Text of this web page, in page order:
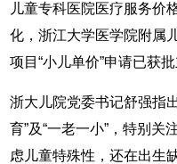
儿童专科医院医疗服务价
化，浙江大学医学院附属
项目“小儿单价”申请已获批
浙大儿院党委书记舒强指
育”及“一老一小”，特别
虑儿童特殊性，还在出生